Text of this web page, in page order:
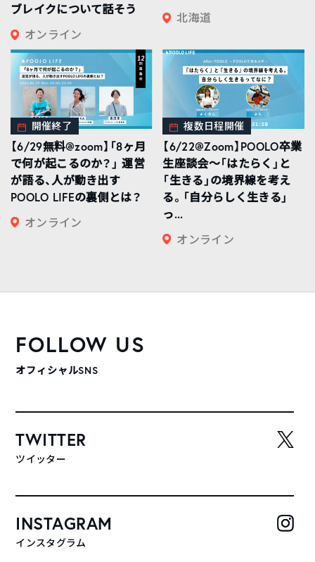
ブレイクについて話そう
オンライン
北海道
開催終了
【6/29無料@zoom】「8ヶ月
で何が起こるのか？」 運営
が語る、人が動き出す
POOLO LIFEの裏側とは？
オンライン
複数日程開催
【6/22@Zoom】POOLO卒業
生座談会〜「はたらく」と
「生きる」の境界線を考え
る。「自分らしく生きる」
っ...
オンライン
FOLLOW US
オフィシャルSNS
TWITTER
ツイッター
INSTAGRAM
インスタグラム